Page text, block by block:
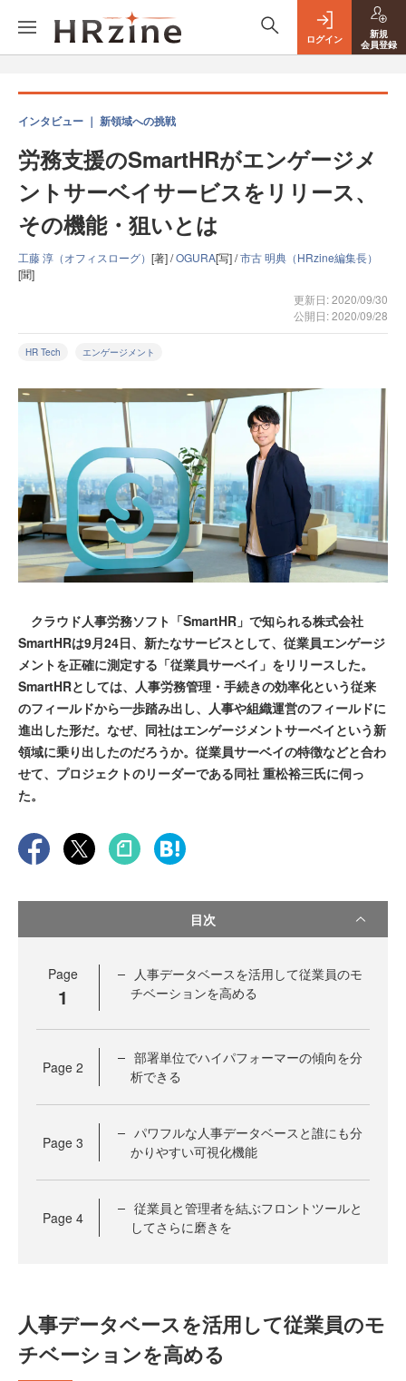
ログイン
新規
会員登録
インタビュー ｜ 新領域への挑戦
労務支援のSmartHRがエンゲージメ
ントサーベイサービスをリリース、
その機能・狙いとは
工藤 淳（オフィスローグ） [著] /OGURA[写] /市古 明典（HRzine編集長）
[聞]
更新日: 2020/09/30
公開日: 2020/09/28
HR Tech エンゲージメント
クラウド人事労務ソフト「SmartHR」で知られる株式会社
SmartHRは9月24日、新たなサービスとして、従業員エンゲージ
メントを正確に測定する「従業員サーベイ」をリリースした。
SmartHRとしては、人事労務管理・手続きの効率化という従来
のフィールドから一歩踏み出し、人事や組織運営のフィールドに
進出した形だ。なぜ、同社はエンゲージメントサーベイという新
領域に乗り出したのだろうか。従業員サーベイの特徴などと合わ
せて、プロジェクトのリーダーである同社 重松裕三氏に伺っ
た。
目次
Page
1
人事データベースを活用して従業員のモ
チベーションを高める
Page 2
部署単位でハイパフォーマーの傾向を分
析できる
Page 3
パワフルな人事データベースと誰にも分
かりやすい可視化機能
Page 4
従業員と管理者を結ぶフロントツールと
してさらに磨きを
人事データベースを活用して従業員のモ
チベーションを高める